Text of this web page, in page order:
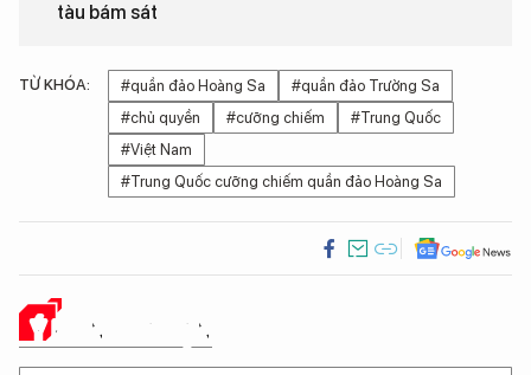
tàu bám sát
TỪ KHÓA: #quần đảo Hoàng Sa
#quần đảo Trường Sa
#chủ quyền
#cưỡng chiếm
#Trung Quốc
#Việt Nam
#Trung Quốc cưỡng chiếm quần đảo Hoàng Sa
Ý KIẾN CỦA BẠN